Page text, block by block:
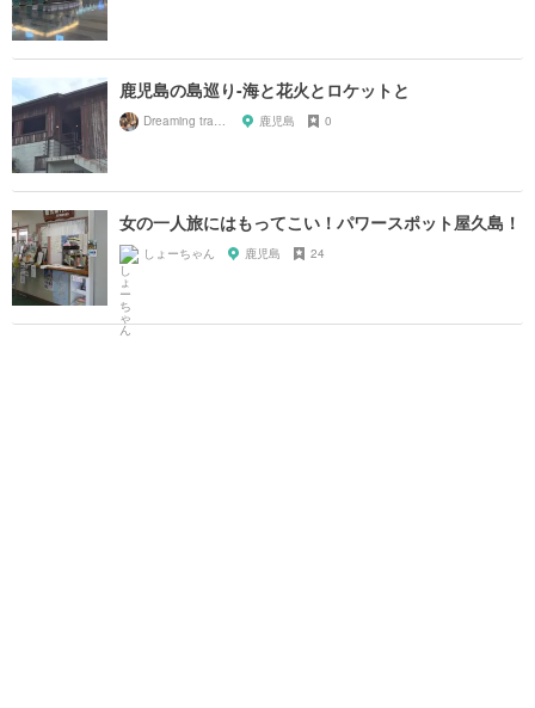
鹿児島の島巡り-海と花火とロケットと
Dreaming traveler 鹿児島 0
女の一人旅にはもってこい！パワースポット屋久島！
しょーちゃん 鹿児島 24